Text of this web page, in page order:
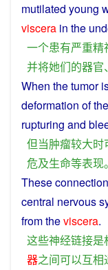
mutilated young
viscera in the
一个患有严重精
并将她们的器官、
When thetumor
deformation of the
rupturing and
但当肿瘤较大时
危及生命等表现。
These
central nervous
from theviscera.
这些神经链接是
器之间可以互相